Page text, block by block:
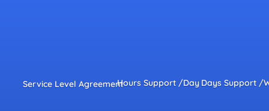
Service Level AgreementHours Support /Day Days Support /